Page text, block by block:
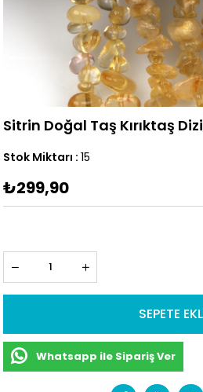
Sitrin Doğal Taş Kırıktaş Dizi
Stok Miktarı : 15
₺299,90
Whatsapp ile Sipariş Ver